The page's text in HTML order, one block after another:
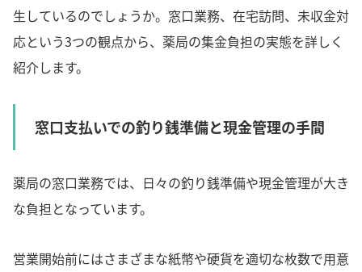
生しているのでしょうか。窓口業務、在宅訪問、未収金対
応という3つの観点から、薬局の集金負担の実態を詳しく
紹介します。
窓口支払いでの釣り銭準備と現金管理の手間
薬局の窓口業務では、日々の釣り銭準備や現金管理が大き
な負担となっています。
営業開始前にはさまざまな紙幣や硬貨を適切な枚数で用意